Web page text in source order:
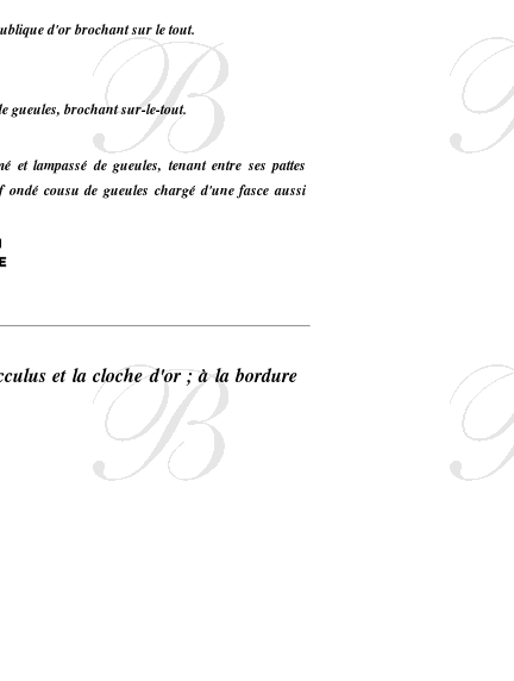
d'or brochant sur le tout.
gueules, brochant sur-le-tout.
lampassé de gueules, tenant entre ses pattes
cousu de gueules chargé d'une fasce aussi
et la cloche d'or ; à la bordure